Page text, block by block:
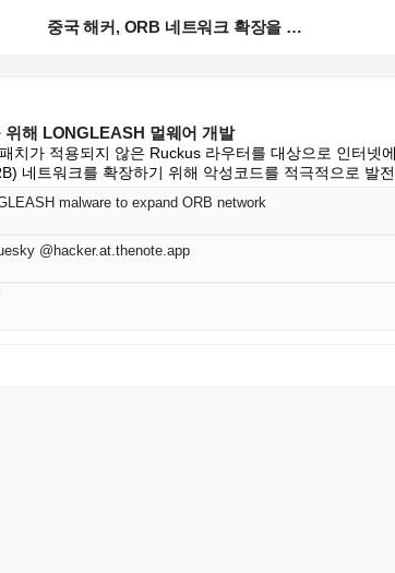
중국 해커, ORB 네트워크 확장을 위해 LONGLEA...
해 LONGLEASH 멀웨어 개발
치가 적용되지 않은 Ruckus 라우터를 대상으로 인터넷
네트워크를 확장하기 위해 악성코드를 적극적으로 발
malware to expand ORB network
@hacker.at.thenote.app